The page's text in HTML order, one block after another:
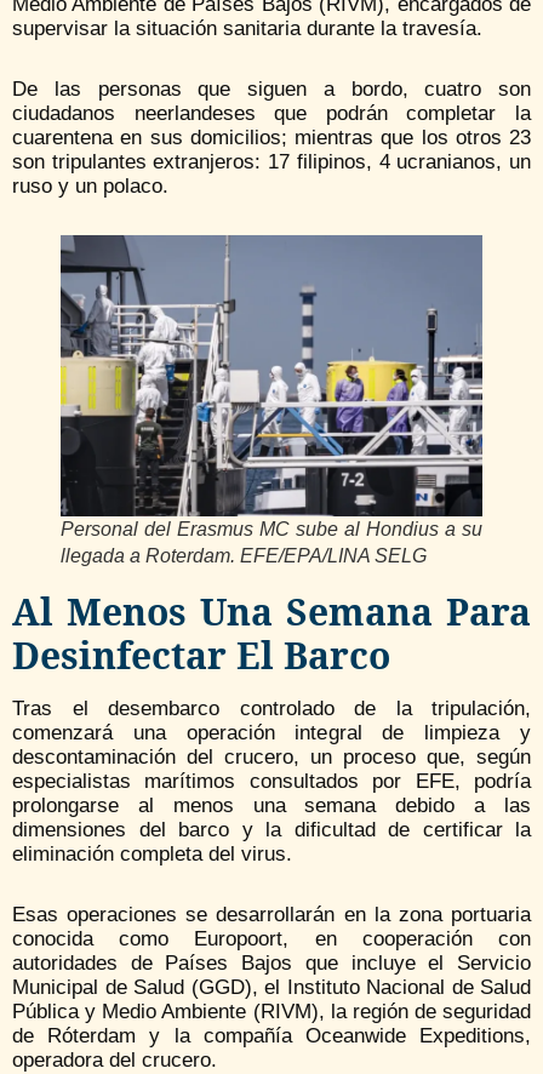
supervisar la situación sanitaria durante la travesía.
De las personas que siguen a bordo, cuatro son
ciudadanos neerlandeses que podrán completar la
cuarentena en sus domicilios; mientras que los otros 23
son tripulantes extranjeros: 17 filipinos, 4 ucranianos, un
ruso y un polaco.
Personal del Erasmus MC sube al Hondius a su
llegada a Roterdam. EFE/EPA/LINA SELG
Al Menos Una Semana Para
Desinfectar El Barco
Tras el desembarco controlado de la tripulación,
comenzará una operación integral de limpieza y
descontaminación del crucero, un proceso que, según
especialistas marítimos consultados por EFE, podría
prolongarse al menos una semana debido a las
dimensiones del barco y la dificultad de certificar la
eliminación completa del virus.
Esas operaciones se desarrollarán en la zona portuaria
conocida como Europoort, en cooperación con
autoridades de Países Bajos que incluye el Servicio
Municipal de Salud (GGD), el Instituto Nacional de Salud
Pública y Medio Ambiente (RIVM), la región de seguridad
de Róterdam y la compañía Oceanwide Expeditions,
operadora del crucero.